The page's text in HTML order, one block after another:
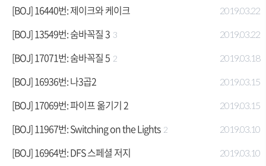
[BOJ] 16440번: 제이크와 케이크 2019.03.22
[BOJ] 13549번: 숨바꼭질 3 3 2019.03.22
[BOJ] 17071번: 숨바꼭질 5 2 2019.03.18
[BOJ] 16936번: 나3곱2 2019.03.15
[BOJ] 17069번: 파이프 옮기기 2 2019.03.15
[BOJ] 11967번: Switching on the Lights 2 2019.03.10
[BOJ] 16964번: DFS 스페셜 저지 2019.03.10